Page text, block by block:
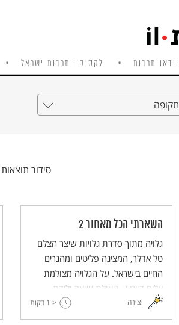
וידאו תרבות לקסיקון תרבות ישראל
תקופה
סידור
השארתי הכל מאחור 2
גלויה מתוך סדרת גלויות שיצר הצלם
טל אדלר, המציגה פליטים ומהגרים
החיים בישראל. על הגלויה מצולמת
אליס דויטש, ניצולת שואה ילידת
יוגוסלביה.
יצירה < 1 דקות